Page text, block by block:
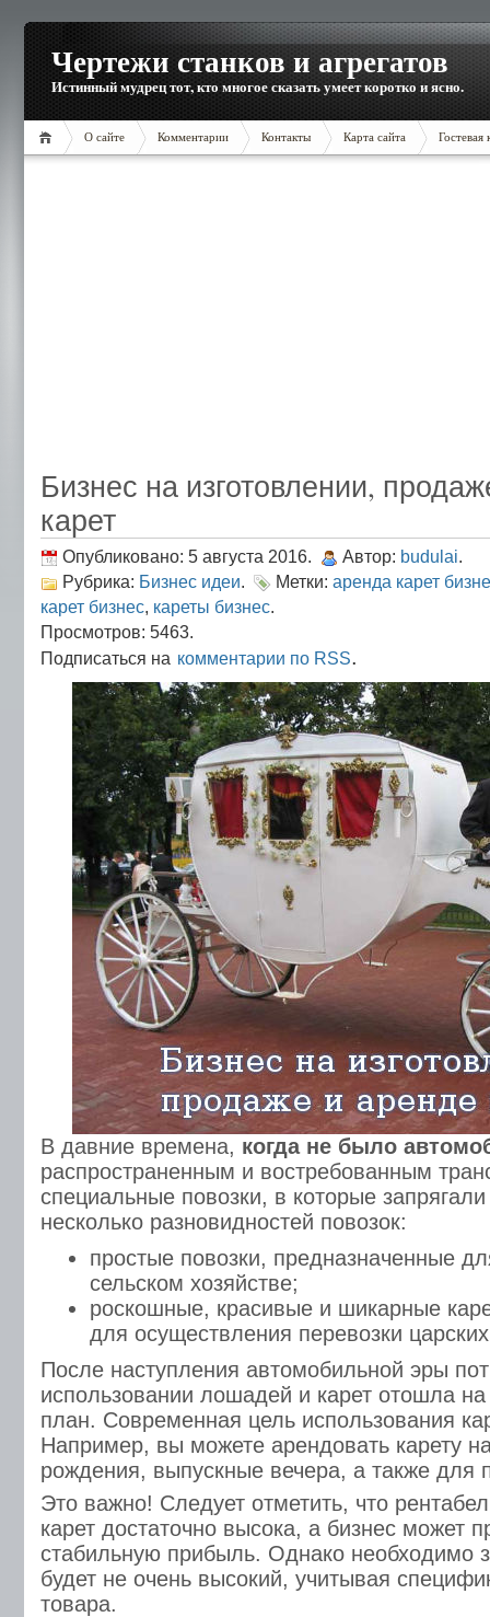
Чертежи станков и агрегатов
Истинный мудрец тот, кто многое сказать умеет коротко и ясно.
О сайте Комментарии Контакты Карта сайта Гостевая
Бизнес на изготовлении,
карет
Опубликовано: 5 августа 2016. Автор: budulai.
Рубрика: Бизнес идеи. Метки: аренда карет
карет бизнес, кареты бизнес.
Просмотров: 5463.
Подписаться на комментарии по RSS.
В давние времена, когда не было
распространенным и востребованным
специальные повозки, в которые
несколько разновидностей повозок:
простые повозки, предназначенные
сельском хозяйстве;
роскошные, красивые и шикарные
для осуществления перевозки
После наступления автомобильной эры
использовании лошадей и карет отошла
план. Современная цель использования
Например, вы можете арендовать карету
рождения, выпускные вечера, а также для
Это важно! Следует отметить, что
карет достаточно высока, а бизнес может
стабильную прибыль. Однако необходимо
будет не очень высокий, учитывая
товара.